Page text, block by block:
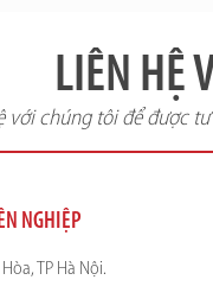
LIÊN HỆ
với chúng tôi để được
NGHIỆP
TP Hà Nội.